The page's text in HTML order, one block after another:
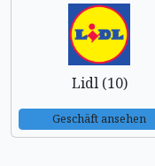
Lidl (10)
Geschäft ansehen